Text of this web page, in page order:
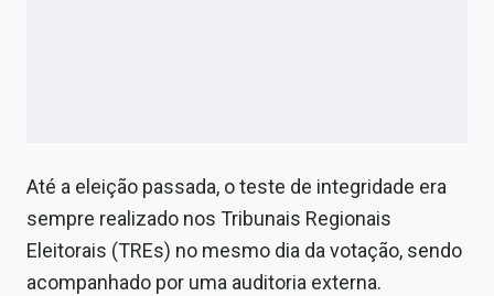
Até a eleição passada, o teste de integridade era
sempre realizado nos Tribunais Regionais
Eleitorais (TREs) no mesmo dia da votação, sendo
acompanhado por uma auditoria externa.